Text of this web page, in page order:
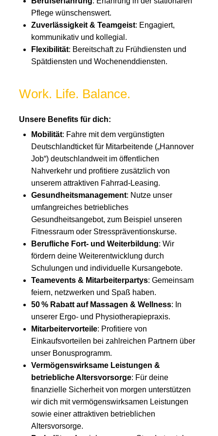
Pflege wünschenswert.
Zuverlässigkeit & Teamgeist: Engagiert,
kommunikativ und kollegial.
Flexibilität: Bereitschaft zu Frühdiensten und
Spätdiensten und Wochenenddiensten.
Work. Life. Balance.
Unsere Benefits für dich:
Mobilität: Fahre mit dem vergünstigten
Deutschlandticket für Mitarbeitende („Hannover
Job“) deutschlandweit im öffentlichen
Nahverkehr und profitiere zusätzlich von
unserem attraktiven Fahrrad-Leasing.
Gesundheitsmanagement: Nutze unser
umfangreiches betriebliches
Gesundheitsangebot, zum Beispiel unseren
Fitnessraum oder Stresspräventionskurse.
Berufliche Fort- und Weiterbildung: Wir
fördern deine Weiterentwicklung durch
Schulungen und individuelle Kursangebote.
Teamevents & Mitarbeiterpartys: Gemeinsam
feiern, netzwerken und Spaß haben.
50 % Rabatt auf Massagen & Wellness: In
unserer Ergo- und Physiotherapiepraxis.
Mitarbeitervorteile: Profitiere von
Einkaufsvorteilen bei zahlreichen Partnern über
unser Bonusprogramm.
Vermögenswirksame Leistungen &
betriebliche Altersvorsorge: Für deine
finanzielle Sicherheit von morgen unterstützen
wir dich mit vermögenswirksamen Leistungen
sowie einer attraktiven betrieblichen
Altersvorsorge.